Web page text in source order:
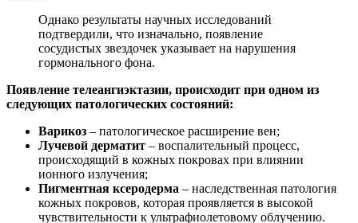
Однако результаты научных исследований
подтвердили, что изначально, появление
сосудистых звездочек указывает на нарушения
гормонального фона.
Появление телеангиэктазии, происходит при одном из
следующих патологических состояний:
Варикоз – патологическое расширение вен;
Лучевой дерматит – воспалительный процесс,
происходящий в кожных покровах при влиянии
ионного излучения;
Пигментная ксеродерма – наследственная патология
кожных покровов, которая проявляется в высокой
чувствительности к ультрафиолетовому облучению.